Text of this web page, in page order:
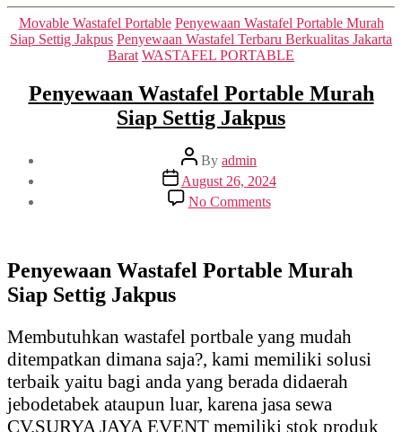
Categories
Movable Wastafel Portable Penyewaan Wastafel Portable Murah
Siap Settig Jakpus Penyewaan Wastafel Terbaru Berkualitas Jakarta
Barat WASTAFEL PORTABLE
Penyewaan Wastafel Portable Murah
Siap Settig Jakpus
Post
author
By admin
Post
date
August 26, 2024
No Commentson
Penyewaan
Murah
Siap
Penyewaan Wastafel Portable Murah
Siap Settig Jakpus
Membutuhkan wastafel portbale yang mudah
ditempatkan dimana saja?, kami memiliki solusi
terbaik yaitu bagi anda yang berada didaerah
jebodetabek ataupun luar, karena jasa sewa
CV.SURYA JAYA EVENT memiliki stok produk